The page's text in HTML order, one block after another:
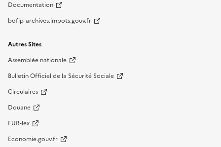
Documentation
bofip-archives.impots.gouv.fr
Autres Sites
Assemblée nationale
Bulletin Officiel de la Sécurité Sociale
Circulaires
Douane
EUR-lex
Economie.gouv.fr